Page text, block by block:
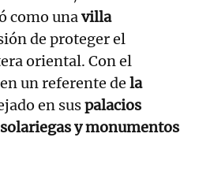
como unavilla
de proteger el
oriental. Con el
un referente de la
en suspalacios
y monumentos